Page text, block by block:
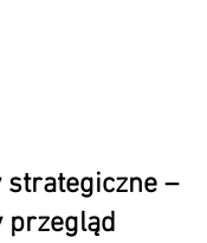
strategiczne –
przegląd